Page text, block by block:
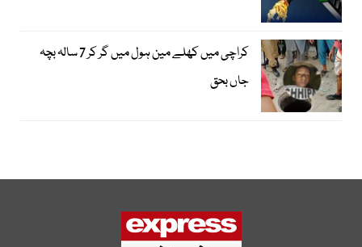
کراچی میں کھلے مین ہول میں گر کر 7 سالہ بچہ
جاں بحق